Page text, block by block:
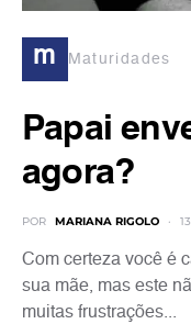
m Maturidades
Papai
agora?
POR MARIANA RIGOLO
Com certeza você é
sua mãe, mas este
muitas frustrações...